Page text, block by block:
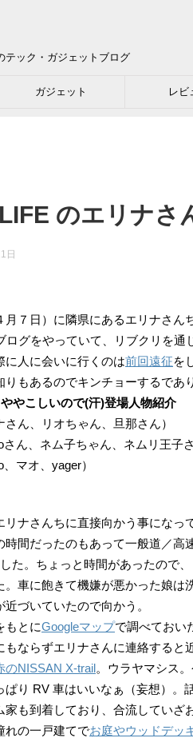
テック・ガジェットブログ
ガジェット レビ
のエリナさ
日
月７日）に隣県にあるエリナさん
ログをやっていて、リブクリを
に人に会いに行くのは前回遠征を
もあるのでキンチョーするであ
やこしいので(汗)登場人物紹介
さん、リオちゃん、旦那さん）
さん、ネム子ちゃん、ネムリ王子さ
マオ、yager）
リナさんちに直接向かう事になっ
時間だったのもあって一般道／高
た。ちょっと時間があったので
。車に飽きて機嫌が悪かった娘は
づいていたので向かう。
もとにGoogleマップで調べておい
もならずエリナさんに連絡する
のNISSAN X-trail。ウラヤマシス
ぱり RV 車はいいなぁ（妄想）。
家も到着しており、合流していざ
れの一戸建てでお庭やウッドデッ